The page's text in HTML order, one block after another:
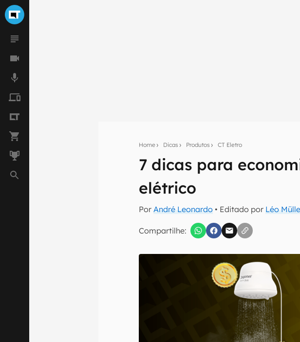
Home Dicas Produtos CT Eletro
7 dicas para
elétrico
PorAndré Leonardo • Editado por Léo
Compartilhe:
Seu resumo inteligente do
Assine a newsletter do Canaltech e
Confirmo que li, aceito e concordo com os